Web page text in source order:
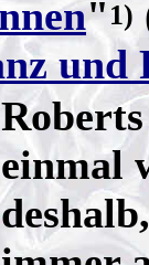
" 1)
und
einmal